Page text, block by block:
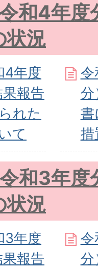
和4年度
状況
4年度
報告
れた
て
令
分
書
措
和3年度
状況
3年度
報告
令
分